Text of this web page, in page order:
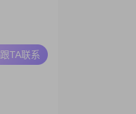
跟TA联系